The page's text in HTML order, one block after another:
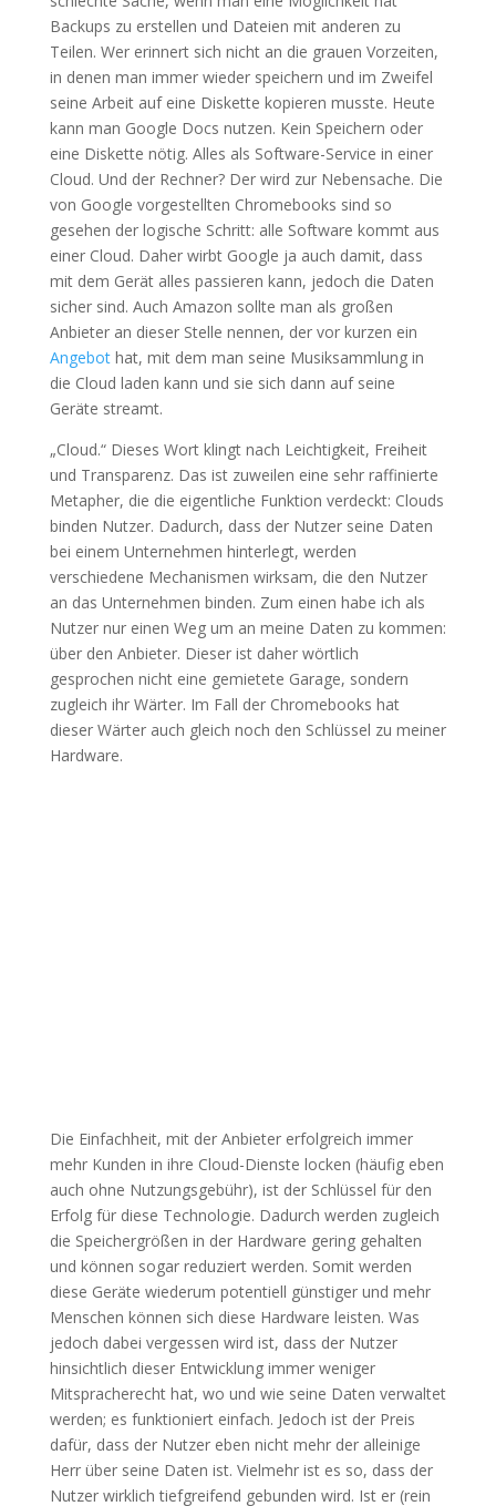
Backups zu erstellen und Dateien mit anderen zu
Teilen. Wer erinnert sich nicht an die grauen Vorzeiten,
in denen man immer wieder speichern und im Zweifel
seine Arbeit auf eine Diskette kopieren musste. Heute
kann man Google Docs nutzen. Kein Speichern oder
eine Diskette nötig. Alles als Software-Service in einer
Cloud. Und der Rechner? Der wird zur Nebensache. Die
von Google vorgestellten Chromebooks sind so
gesehen der logische Schritt: alle Software kommt aus
einer Cloud. Daher wirbt Google ja auch damit, dass
mit dem Gerät alles passieren kann, jedoch die Daten
sicher sind. Auch Amazon sollte man als großen
Anbieter an dieser Stelle nennen, der vor kurzen ein
Angebothat, mit dem man seine Musiksammlung in
die Cloud laden kann und sie sich dann auf seine
Geräte streamt.
„Cloud.“ Dieses Wort klingt nach Leichtigkeit, Freiheit
und Transparenz. Das ist zuweilen eine sehr raffinierte
Metapher, die die eigentliche Funktion verdeckt: Clouds
binden Nutzer. Dadurch, dass der Nutzer seine Daten
bei einem Unternehmen hinterlegt, werden
verschiedene Mechanismen wirksam, die den Nutzer
an das Unternehmen binden. Zum einen habe ich als
Nutzer nur einen Weg um an meine Daten zu kommen:
über den Anbieter. Dieser ist daher wörtlich
gesprochen nicht eine gemietete Garage, sondern
zugleich ihr Wärter. Im Fall der Chromebooks hat
dieser Wärter auch gleich noch den Schlüssel zu meiner
Hardware.
Die Einfachheit, mit der Anbieter erfolgreich immer
mehr Kunden in ihre Cloud-Dienste locken (häufig eben
auch ohne Nutzungsgebühr), ist der Schlüssel für den
Erfolg für diese Technologie. Dadurch werden zugleich
die Speichergrößen in der Hardware gering gehalten
und können sogar reduziert werden. Somit werden
diese Geräte wiederum potentiell günstiger und mehr
Menschen können sich diese Hardware leisten. Was
jedoch dabei vergessen wird ist, dass der Nutzer
hinsichtlich dieser Entwicklung immer weniger
Mitspracherecht hat, wo und wie seine Daten verwaltet
werden; es funktioniert einfach. Jedoch ist der Preis
dafür, dass der Nutzer eben nicht mehr der alleinige
Herr über seine Daten ist. Vielmehr ist es so, dass der
Nutzer wirklich tiefgreifend gebunden wird. Ist er (rein